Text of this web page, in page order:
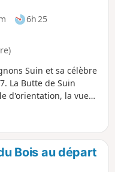
6h 25
Suin et sa célèbre
La Butte de Suin
d'orientation, la vue
Ouest, la région
à l’Est, le Mont Saint-
Sud. Le retour
Bois au départ